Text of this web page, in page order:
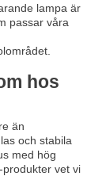
lampa är
passar våra
hos
än
och stabila
med hög
vet vi